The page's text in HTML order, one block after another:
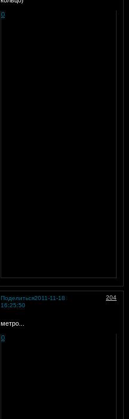
0
Поделиться 204
2011-11-18
16:25:50
метро...
0